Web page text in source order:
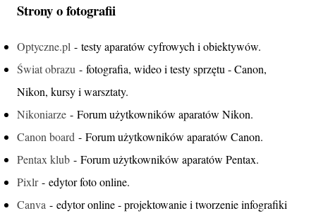
Strony o fotografii
Optyczne.pl - testy aparatów cyfrowych i obiektywów.
Świat obrazu - fotografia, wideo i testy sprzętu - Canon,
Nikon, kursy i warsztaty.
Nikoniarze - Forum użytkowników aparatów Nikon.
Canon board - Forum użytkowników aparatów Canon.
Pentax klub - Forum użytkowników aparatów Pentax.
Pixlr- edytor foto online.
Canva - edytor online - projektowanie i tworzenie infografiki